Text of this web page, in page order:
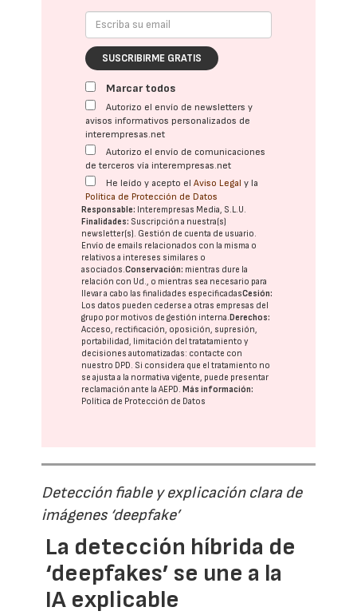
SUSCRIBIRME GRATIS
Marcar todos
Autorizo el envío de newsletters y
avisos informativos personalizados de
interempresas.net
Autorizo el envío de comunicaciones
de terceros vía interempresas.net
He leído y acepto elAviso Legal y la
Política de Protección de Datos
Responsable: Interempresas Media, S.L.U.
Finalidades: Suscripción a nuestra(s)
newsletter(s). Gestión de cuenta de usuario.
Envío de emails relacionados con la misma o
relativos a intereses similares o
asociados.Conservación: mientras dure la
relación con Ud., o mientras sea necesario para
llevar a cabo las finalidades especificadasCesión:
Los datos pueden cederse a otras empresas del
grupo por motivos de gestión interna.Derechos:
Acceso, rectificación, oposición, supresión,
portabilidad, limitación del tratatamiento y
decisiones automatizadas: contacte con
nuestro DPD. Si considera que el tratamiento no
se ajusta a la normativa vigente, puede presentar
reclamación ante laAEPD.Más información:
Política de Protección de Datos
Detección fiable y explicación clara de
imágenes ‘deepfake’
La detección híbrida de
‘deepfakes’ se une a la
IA explicable